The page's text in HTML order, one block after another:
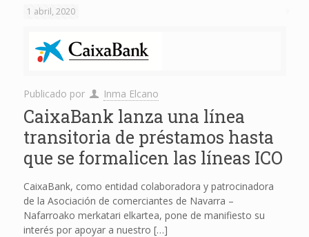
1 abril, 2020
Publicado por Inma Elcano
CaixaBank lanza una línea
transitoria de préstamos hasta
que se formalicen las líneas ICO
CaixaBank, como entidad colaboradora y patrocinadora
de la Asociación de comerciantes de Navarra –
Nafarroako merkatari elkartea, pone de manifiesto su
interés por apoyar a nuestro […]